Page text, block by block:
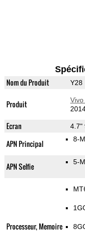
Nom du Produit Y28
Produit Vivo
Ecran 4.7"
APN Principal 8-
APN Selfie 5-
Processeur, Memoire